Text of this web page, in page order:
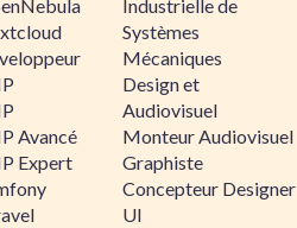
Avancé
Expert
Industrielle de
Systèmes
Mécaniques
Design et
Audiovisuel
Monteur Audiovisuel
Graphiste
Concepteur Designer
UI